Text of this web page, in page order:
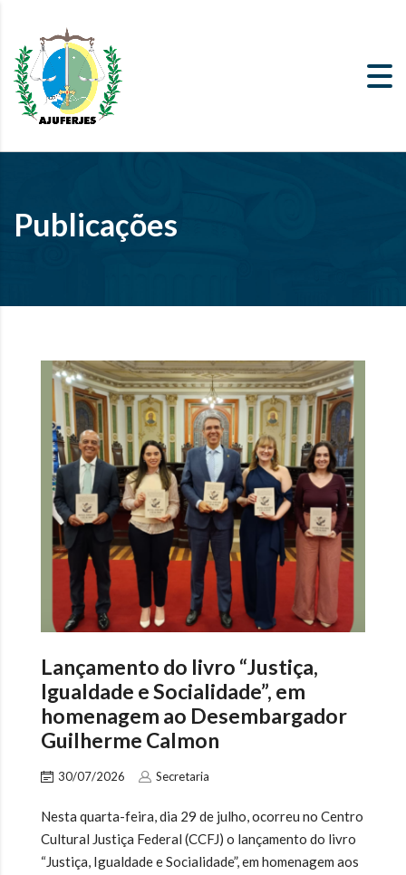
Publicações
Lançamento do livro “Justiça,
Igualdade e Socialidade”, em
homenagem ao Desembargador
Guilherme Calmon
30/07/2026 Secretaria
Nesta quarta-feira, dia 29 de julho, ocorreu no Centro
Cultural Justiça Federal (CCFJ) o lançamento do livro
“Justiça, Igualdade e Socialidade”, em homenagem aos